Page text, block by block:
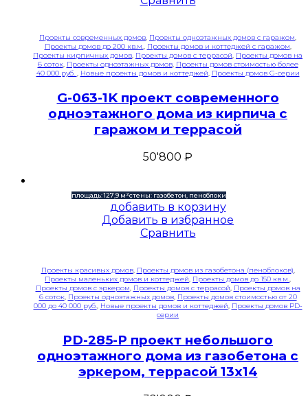
Проекты современных домов, Проекты одноэтажных домов с гаражом,
Проекты домов до 200 кв.м., Проекты домов и коттеджей с гаражом,
Проекты кирпичных домов, Проекты домов с террасой, Проекты домов на
6 соток, Проекты одноэтажных домов, Проекты домов стоимостью более
40 000 руб. , Новые проекты домов и коттеджей, Проекты домов G-серии
G-063-1K проект современного
одноэтажного дома из кирпича с
гаражом и террасой
50'800 ₽
площадь: 127,9 м²стены: газобетон, пеноблоки
добавить в корзину
Добавить в избранное
Сравнить
Проекты красивых домов, Проекты домов из газобетона (пеноблоков),
Проекты маленьких домов и коттеджей, Проекты домов до 150 кв.м.,
Проекты домов с эркером, Проекты домов с террасой, Проекты домов на
6 соток, Проекты одноэтажных домов, Проекты домов стоимостью от 20
000 до 40 000 руб., Новые проекты домов и коттеджей, Проекты домов PD-
серии
PD-285-P проект небольшого
одноэтажного дома из газобетона с
эркером, террасой 13х14